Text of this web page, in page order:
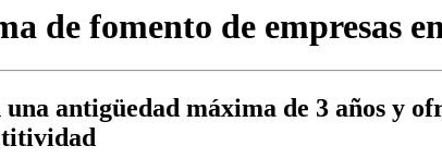
de fomento de empresas
antigüedad máxima de 3 años y